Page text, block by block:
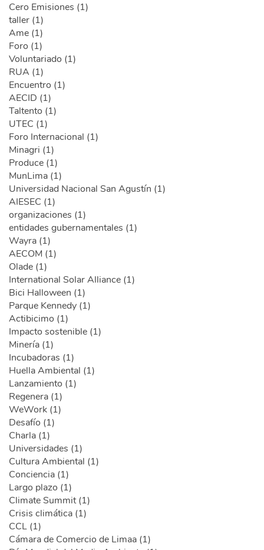
Cero Emisiones (1)
taller (1)
Ame (1)
Foro (1)
Voluntariado (1)
RUA (1)
Encuentro (1)
AECID (1)
Taltento (1)
UTEC (1)
Foro Internacional (1)
Minagri (1)
Produce (1)
MunLima (1)
Universidad Nacional San Agustín (1)
AIESEC (1)
organizaciones (1)
entidades gubernamentales (1)
Wayra (1)
AECOM (1)
Olade (1)
International Solar Alliance (1)
Bici Halloween (1)
Parque Kennedy (1)
Actibicimo (1)
Impacto sostenible (1)
Minería (1)
Incubadoras (1)
Huella Ambiental (1)
Lanzamiento (1)
Regenera (1)
WeWork (1)
Desafío (1)
Charla (1)
Universidades (1)
Cultura Ambiental (1)
Conciencia (1)
Largo plazo (1)
Climate Summit (1)
Crisis climática (1)
CCL (1)
Cámara de Comercio de Limaa (1)